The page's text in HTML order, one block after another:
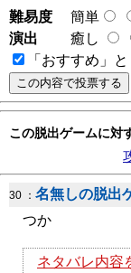
難易度
簡単
演出
癒し
「おすすめ」
この脱出ゲームに対
30 ： 名無しの脱出
つか
ネタバレ内容